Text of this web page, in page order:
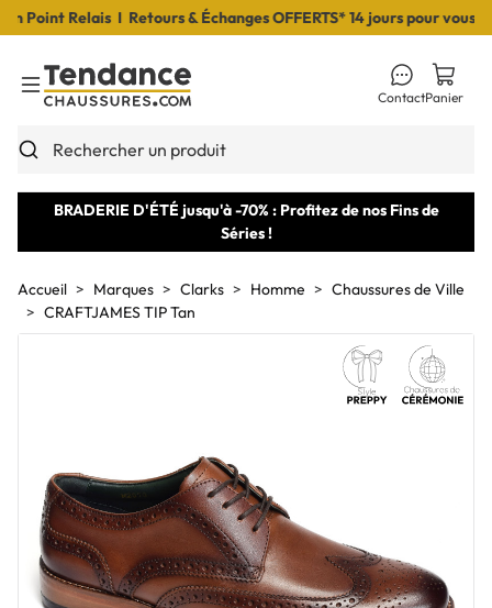
Point Relais I Retours & Échanges OFFERTS* 14 jours pour vous
Toggle Menu
Rechercher un produit
ContactPanier
BRADERIE D'ÉTÉ jusqu'à -70% : Profitez de nos Fins de
Séries !
Accueil Marques Clarks Homme
Chaussures de Ville
CRAFTJAMES TIP Tan